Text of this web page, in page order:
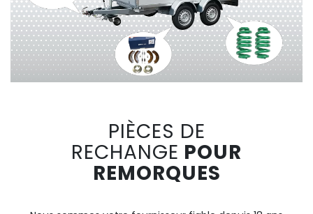
PIÈCES DE
RECHANGE POUR
REMORQUES